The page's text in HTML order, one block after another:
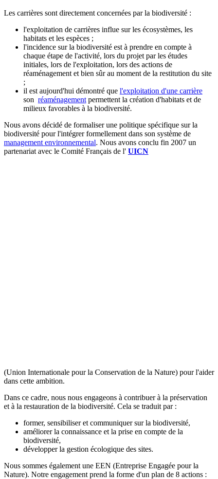
Les carrières sont directement concernées par la biodiversité :
l'exploitation de carrières influe sur les écosystèmes, les
habitats et les espèces ;
l'incidence sur la biodiversité est à prendre en compte à
chaque étape de l'activité, lors du projet par les études
initiales, lors de l'exploitation, lors des actions de
réaménagement et bien sûr au moment de la restitution du site
;
il est aujourd'hui démontré que l'exploitation d'une carrière
son réaménagement permettent la création d'habitats et de
milieux favorables à la biodiversité.
Nous avons décidé de formaliser une politique spécifique sur la
biodiversité pour l'intégrer formellement dans son système de
management environnemental. Nous avons conclu fin 2007 un
partenariat avec le Comité Français de l' UICN
(Union Internationale pour la Conservation de la Nature) pour l'aider
dans cette ambition.
Dans ce cadre, nous nous engageons à contribuer à la préservation
et à la restauration de la biodiversité. Cela se traduit par :
former, sensibiliser et communiquer sur la biodiversité,
améliorer la connaissance et la prise en compte de la
biodiversité,
développer la gestion écologique des sites.
Nous sommes également une EEN (Entreprise Engagée pour la
Nature). Notre engagement prend la forme d'un plan de 8 actions :